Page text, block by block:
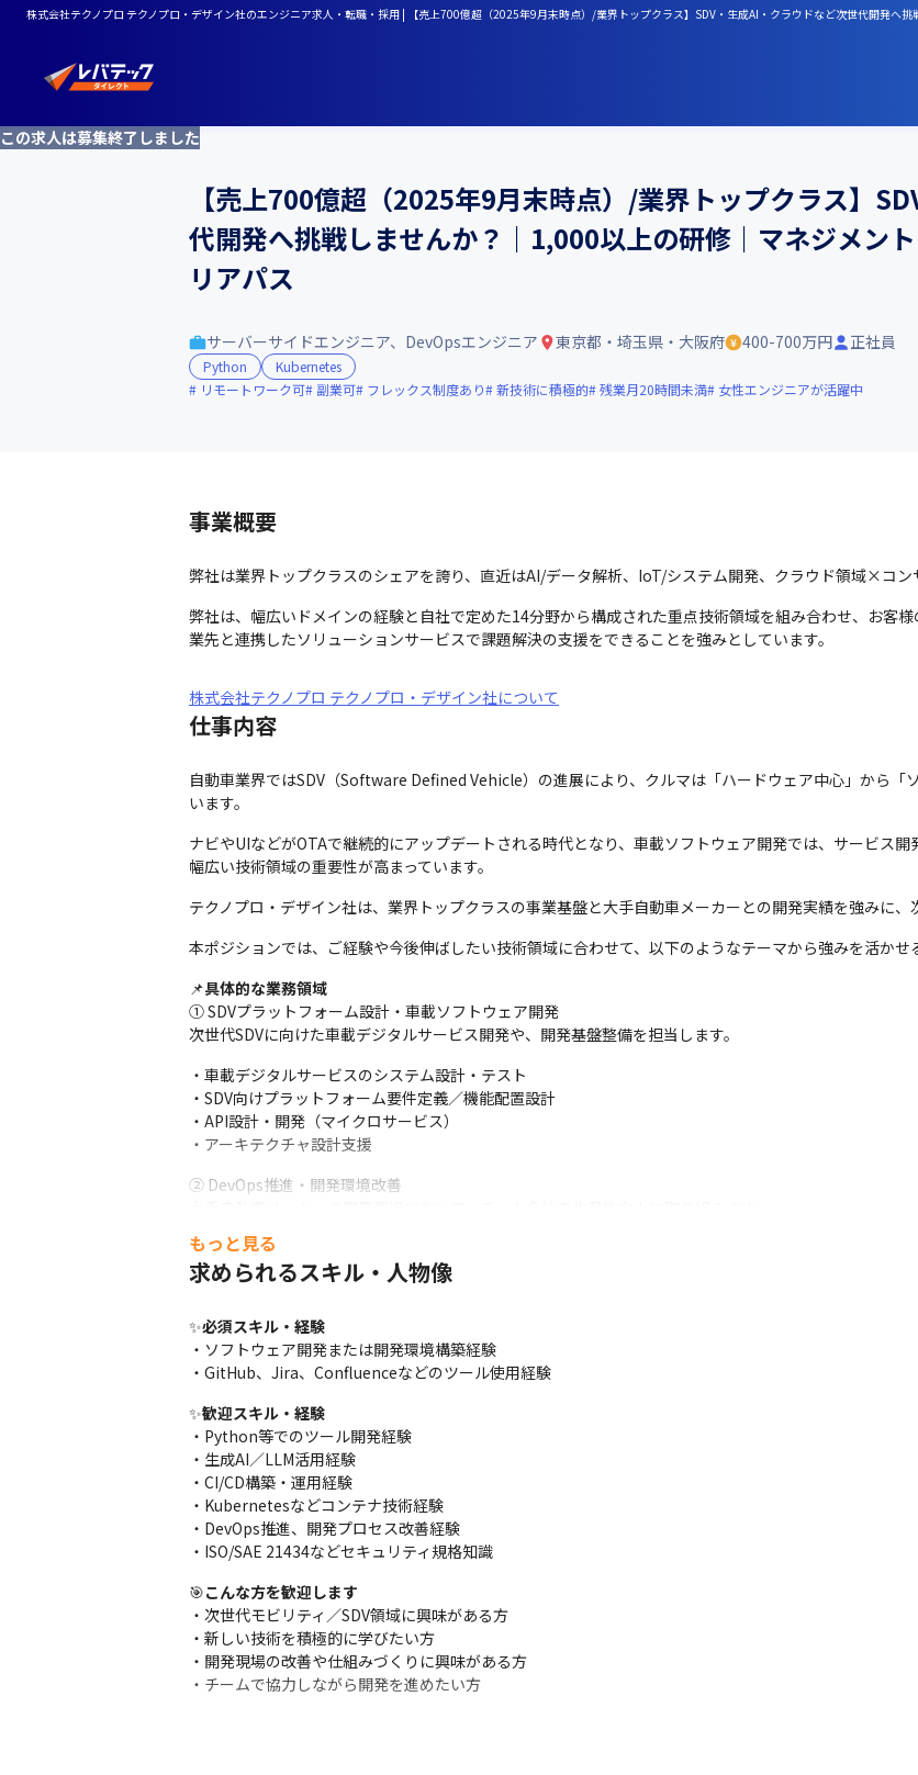
株式会社テクノプロ テクノプロ・デザイン社のエンジニア求人・転職・採用 | 【売上700億超（2025年9月末時点）/業界トップクラス】SDV・生成AI・クラウドなど次世代開発へ
この求人は募集終了しました
【売上700億超（2025年9月末時点）/業界トップクラス】
代開発へ挑戦しませんか？｜1,000以上の研修｜マネジメン
リアパス
サーバーサイドエンジニア、DevOpsエンジニア 東京都・埼玉県・大阪府 400-700万円 正社員
Python
Kubernetes
リモートワーク可
副業可 フレックス制度あり 新技術に積極的 残業月20時間未満 女性エンジニアが活躍中
事業概要
弊社は業界トップクラスのシェアを誇り、直近はAI/データ解析、IoT/システム開発、クラウド領域×コン
弊社は、幅広いドメインの経験と自社で定めた14分野から構成された重点技術領域を組み合わせ、お客
業先と連携したソリューションサービスで課題解決の支援をできることを強みとしています。
株式会社テクノプロ テクノプロ・デザイン社について
仕事内容
自動車業界ではSDV（Software Defined Vehicle）の進展により、クルマは「ハードウェア中心」から「
います。
ナビやUIなどがOTAで継続的にアップデートされる時代となり、車載ソフトウェア開発では、サービス開
幅広い技術領域の重要性が高まっています。
テクノプロ・デザイン社は、業界トップクラスの事業基盤と大手自動車メーカーとの開発実績を強みに、
本ポジションでは、ご経験や今後伸ばしたい技術領域に合わせて、以下のようなテーマから強みを活かせ
📌具体的な業務領域
① SDVプラットフォーム設計・車載ソフトウェア開発
次世代SDVに向けた車載デジタルサービス開発や、開発基盤整備を担当します。
・車載デジタルサービスのシステム設計・テスト
・SDV向けプラットフォーム要件定義／機能配置設計
・API設計・開発（マイクロサービス）
・アーキテクチャ設計支援
② DevOps推進・開発環境改善
・CI/CD環境の構築・運用
・Kubernetes基盤整備
・開発フロー改善、標準化推進
③ 生成AI活用・開発効率化
生成AIを活用し、次世代のソフトウェア開発プロセス構築に携わります。
・LLM／業務支援ツール開発
・コードレビュー自動化
・テストケース生成
・開発プロセスへのAI導入検討
④ 車載サイバーセキュリティ
次世代モビリティを支えるセキュリティ領域にも挑戦できます。
・車載システムのセキュリティ仕様策定
・ISO/SAE 21434対応支援
・認証関連資料作成
・開発プロセス整備
もっと見る
求められるスキル・人物像
✨必須スキル・経験
・ソフトウェア開発または開発環境構築経験
・GitHub、Jira、Confluenceなどのツール使用経験
✨歓迎スキル・経験
・Python等でのツール開発経験
・生成AI／LLM活用経験
・CI/CD構築・運用経験
・Kubernetesなどコンテナ技術経験
・DevOps推進、開発プロセス改善経験
・ISO/SAE 21434などセキュリティ規格知識
🎯こんな方を歓迎します
・次世代モビリティ／SDV領域に興味がある方
・新しい技術を積極的に学びたい方
・開発現場の改善や仕組みづくりに興味がある方
・チームで協力しながら開発を進めたい方